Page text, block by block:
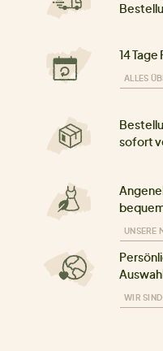
14
ALLES
sofort
UNSERE
WIR